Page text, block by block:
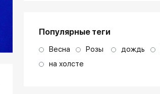
Популярные теги
Весна Розы дождь
на холсте